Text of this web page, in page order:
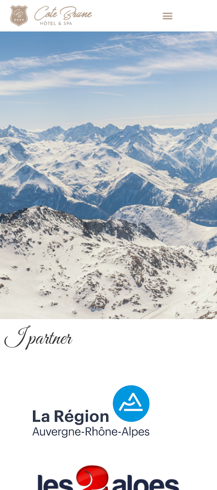
I partner
Pannello di gestione dei cookies